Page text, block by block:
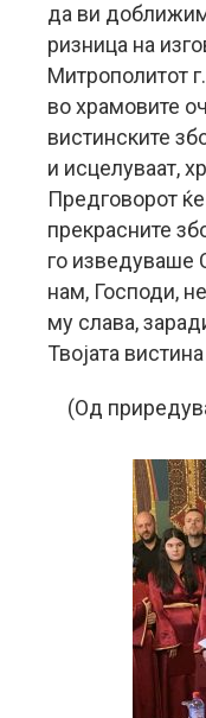
да ви
ризница на
Митрополитот
во храмовите
вистинските
и исцелуваат,
Предговорот
прекрасните
го изведуваше
нам, Господи,
му слава,
Твојата
(Од